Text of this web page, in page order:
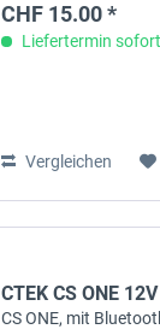
CHF 15.00 *
Liefertermin
Vergleichen
CS ONE, mit